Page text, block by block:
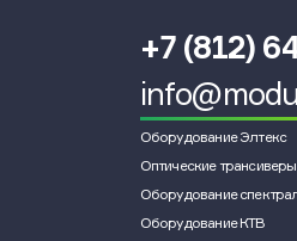
+7 (812)
Оборудование Элтекс
Оптические трансиверы
Оборудование
Оборудование КТВ